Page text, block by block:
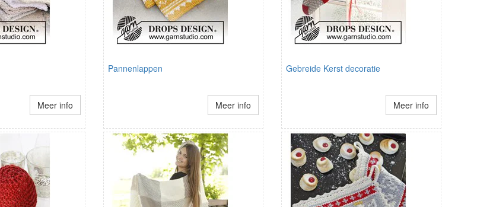
Meer info
Pannenlappen
Meer info
Gebreide Kerst decoratie
Meer info